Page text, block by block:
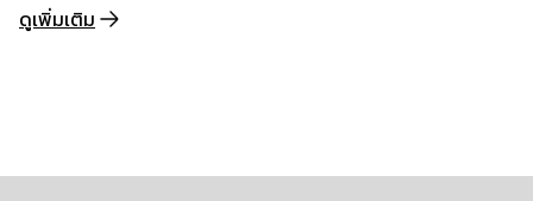
ดูเพิ่มเติม